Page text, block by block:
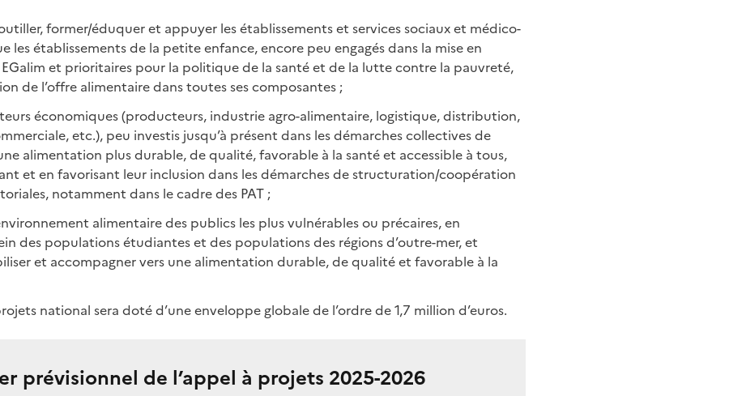
former/éduquer et appuyer les établissements et services sociaux et médico-
les établissements de la petite enfance, encore peu engagés dans la mise en
et prioritaires pour la politique de la santé et de la lutte contre la pauvreté,
de l’offre alimentaire dans toutes ses composantes ;
économiques (producteurs, industrie agro-alimentaire, logistique, distribution,
etc.), peu investis jusqu’à présent dans les démarches collectives de
alimentation plus durable, de qualité, favorable à la santé et accessible à tous,
et en favorisant leur inclusion dans les démarches de structuration/coopération
notamment dans le cadre des PAT ;
alimentaire des publics les plus vulnérables ou précaires, en
des populations étudiantes et des populations des régions d’outre-mer, et
et accompagner vers une alimentation durable, de qualité et favorable à la
national sera doté d’une enveloppe globale de l’ordre de 1,7 million d’euros.
prévisionnel de l’appel à projets 2025-2026